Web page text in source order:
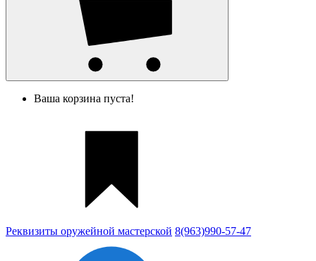
Ваша корзина пуста!
Реквизиты оружейной мастерской 8(963)990-57-47